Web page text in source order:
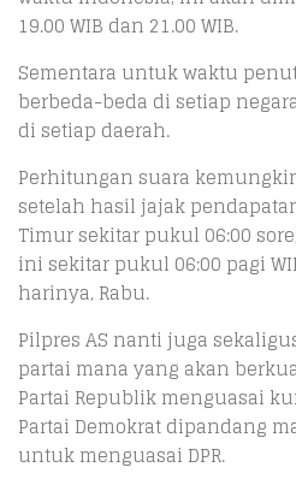
19.00 WIB dan 21.00 WIB.
Sementara untuk waktu
berbeda-beda di setiap
di setiap daerah.
Perhitungan suara
setelah hasil jajak
Timur sekitar pukul 06:00
ini sekitar pukul 06:00 pagi
harinya, Rabu.
Pilpres AS nanti juga
partai mana yang akan
Partai Republik menguasai
Partai Demokrat dipandang
untuk menguasai DPR.